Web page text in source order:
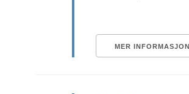
MER INFORMASJON